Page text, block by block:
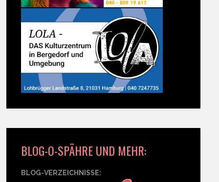
BLOG-O-SPÄHRE UND MEHR:
BLOG-VERZEICHNISSE: